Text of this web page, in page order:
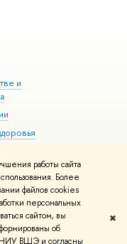
работы сайта
Более
файлов cookies
персональных
сайтом, вы
об
НИУ ВШЭ и согласны
✖
и
Условия использования